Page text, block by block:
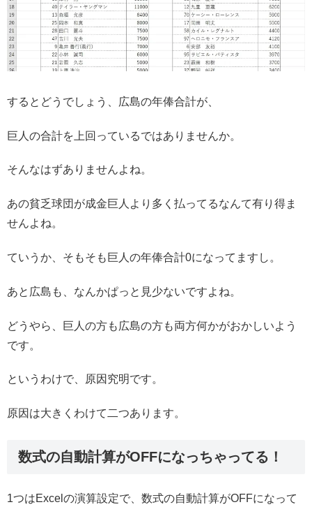
するとどうでしょう、広島の年俸合計が、
巨人の合計を上回っているではありませんか。
そんなはずありませんよね。
あの貧乏球団が成金巨人より多く払ってるなんて有り得ま
せんよね。
ていうか、そもそも巨人の年俸合計0になってますし。
あと広島も、なんかぱっと見少ないですよね。
どうやら、巨人の方も広島の方も両方何かがおかしいよう
です。
というわけで、原因究明です。
原因は大きくわけて二つあります。
数式の自動計算がOFFになっちゃってる！
1つはExcelの演算設定で、数式の自動計算がOFFになって